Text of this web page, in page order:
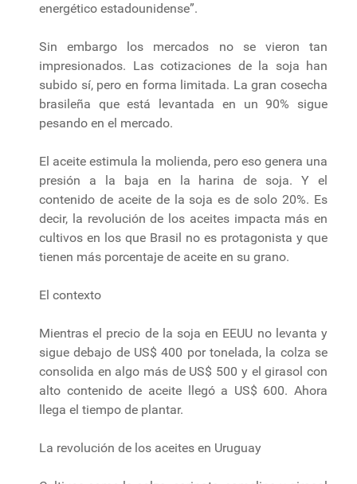
energético estadounidense”.
Sin embargo los mercados no se vieron tan
impresionados. Las cotizaciones de la soja han
subido sí, pero en forma limitada. La gran cosecha
brasileña que está levantada en un 90% sigue
pesando en el mercado.
El aceite estimula la molienda, pero eso genera una
presión a la baja en la harina de soja. Y el
contenido de aceite de la soja es de solo 20%. Es
decir, la revolución de los aceites impacta más en
cultivos en los que Brasil no es protagonista y que
tienen más porcentaje de aceite en su grano.
El contexto
Mientras el precio de la soja en EEUU no levanta y
sigue debajo de US$ 400 por tonelada, la colza se
consolida en algo más de US$ 500 y el girasol con
alto contenido de aceite llegó a US$ 600. Ahora
llega el tiempo de plantar.
La revolución de los aceites en Uruguay